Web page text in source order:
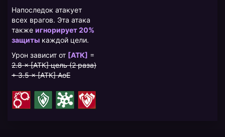
Напоследок атакует
всех врагов. Эта атака
также игнорирует 20%
защиты каждой цели.
Урон зависит от [АТК] =
2.8 × [АТК] цель (2 раза)
+ 3.5 × [АТК] AoE